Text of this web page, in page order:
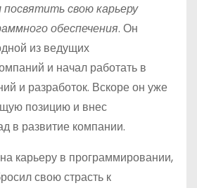
свою карьеру
обеспечения. Он
из ведущих
и начал работать в
и разработок. Вскоре он уже
позицию и внес
в развитие компании.
карьеру в программировании,
свою страсть к